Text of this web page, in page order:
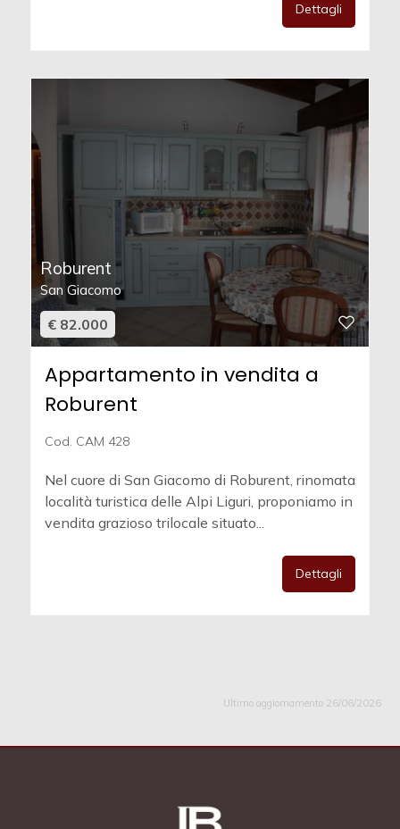
Dettagli
Roburent
San Giacomo
€ 82.000
Appartamento in vendita a
Roburent
Cod. CAM 428
Nel cuore di San Giacomo di Roburent, rinomata
località turistica delle Alpi Liguri, proponiamo in
vendita grazioso trilocale situato...
Dettagli
Ultimo aggiornamento 26/06/2026